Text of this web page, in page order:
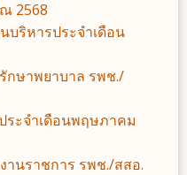
2568
บริหารประจำเดือน
กษาพยาบาล รพช./
ระจำเดือนพฤษภาคม
านราชการ รพช./สสอ.